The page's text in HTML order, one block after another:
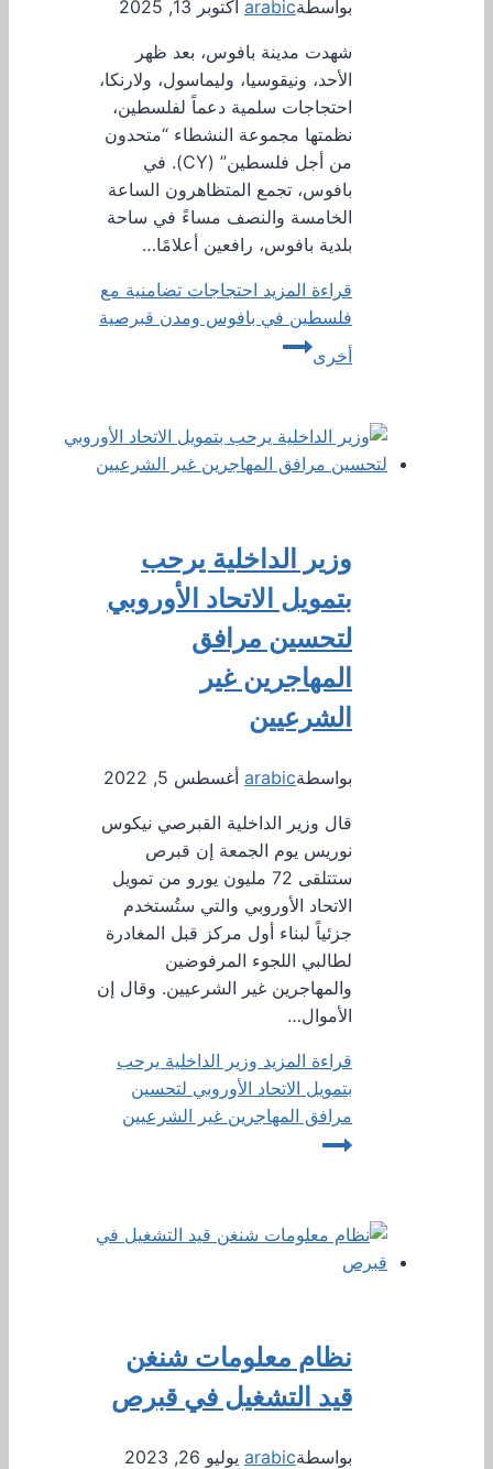
بواسطةarabic أكتوبر 13, 2025
شهدت مدينة بافوس، بعد ظهر
الأحد، ونيقوسيا، وليماسول، ولارنكا،
احتجاجات سلمية دعماً لفلسطين،
نظمتها مجموعة النشطاء “متحدون
من أجل فلسطين” (CY). في
بافوس، تجمع المتظاهرون الساعة
الخامسة والنصف مساءً في ساحة
بلدية بافوس، رافعين أعلامًا…
قراءة المزيد احتجاجات تضامنية مع
فلسطين في بافوس ومدن قبرصية
أخرى
وزير الداخلية يرحب
بتمويل الاتحاد الأوروبي
لتحسين مرافق
المهاجرين غير
الشرعيين
بواسطةarabic أغسطس 5, 2022
قال وزير الداخلية القبرصي نيكوس
نوريس يوم الجمعة إن قبرص
ستتلقى 72 مليون يورو من تمويل
الاتحاد الأوروبي والتي ستُستخدم
جزئياً لبناء أول مركز قبل المغادرة
لطالبي اللجوء المرفوضين
والمهاجرين غير الشرعيين. وقال إن
الأموال…
قراءة المزيد وزير الداخلية يرحب
بتمويل الاتحاد الأوروبي لتحسين
مرافق المهاجرين غير الشرعيين
نظام معلومات شنغن
قيد التشغيل في قبرص
بواسطةarabic يوليو 26, 2023